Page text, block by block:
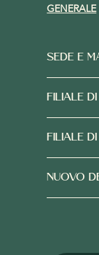
GENERALE
SEDE E
FILIALE
FILIALE
NUOVO